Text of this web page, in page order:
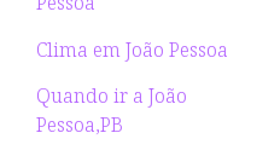
Clima em João Pessoa
Quando ir a João
Pessoa,PB